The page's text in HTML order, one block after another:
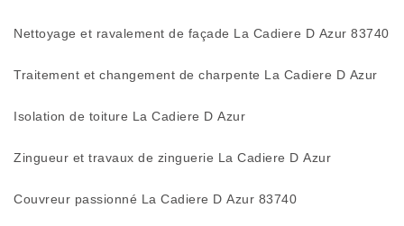
Nettoyage et ravalement de façade La Cadiere D Azur 83740
Traitement et changement de charpente La Cadiere D Azur
Isolation de toiture La Cadiere D Azur
Zingueur et travaux de zinguerie La Cadiere D Azur
Couvreur passionné La Cadiere D Azur 83740